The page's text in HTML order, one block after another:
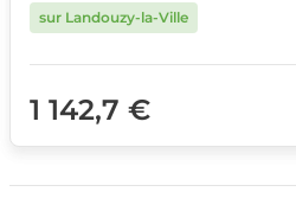
sur Landouzy-la-Ville
1 142,7 €